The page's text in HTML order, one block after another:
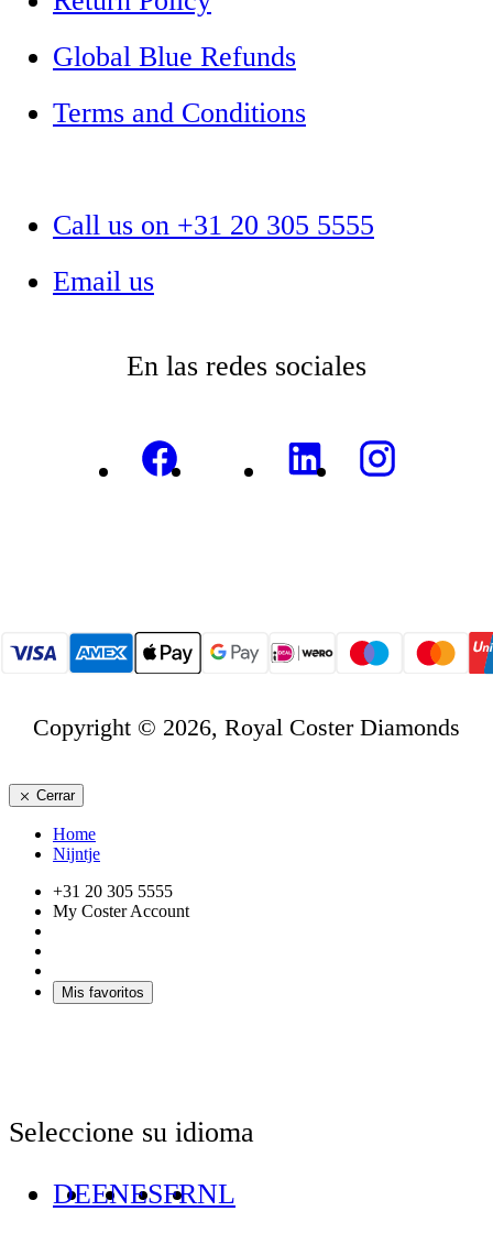
Global Blue Refunds
Terms and Conditions
Call us on +31 20 305 5555
Email us
En las redes sociales
Copyright © 2026, Royal Coster Diamonds
Cerrar
Home
Nijntje
+31 20 305 5555
My Coster Account
Mis favoritos
Seleccione su idioma
DEENESFRNL